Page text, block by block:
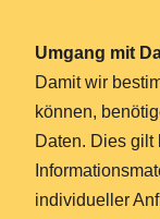
Umgang mit
Damit wir
können,
Daten. Dies gilt
individueller